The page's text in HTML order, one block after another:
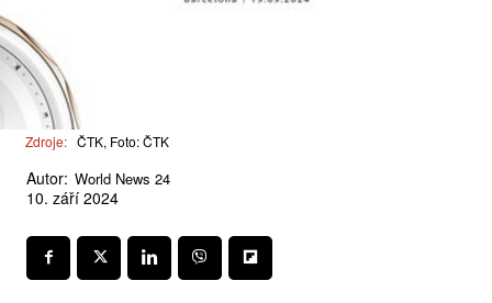
Zdroje: ČTK, Foto: ČTK
Autor: World News 24
10. září 2024